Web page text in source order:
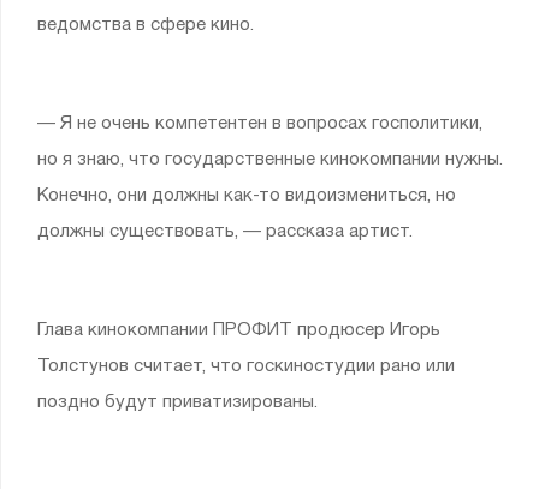
ведомства в сфере кино.
— Я не очень компетентен в вопросах госполитики,
но я знаю, что государственные кинокомпании нужны.
Конечно, они должны как-то видоизмениться, но
должны существовать, — рассказа артист.
Глава кинокомпании ПРОФИТ продюсер Игорь
Толстунов считает, что госкиностудии рано или
поздно будут приватизированы.